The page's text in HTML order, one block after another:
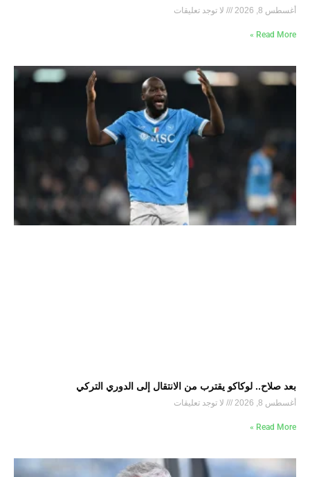
أغسطس 8, 2026 لا توجد تعليقات
Read More »
بعد صلاح.. لوكاكو يقترب من الانتقال إلى الدوري التركي
أغسطس 8, 2026 لا توجد تعليقات
Read More »